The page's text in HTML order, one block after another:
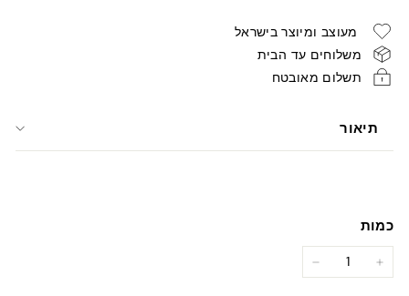
מעוצב ומיוצר בישראל
משלוחים עד הבית
תשלום מאובטח
תיאור
כמות